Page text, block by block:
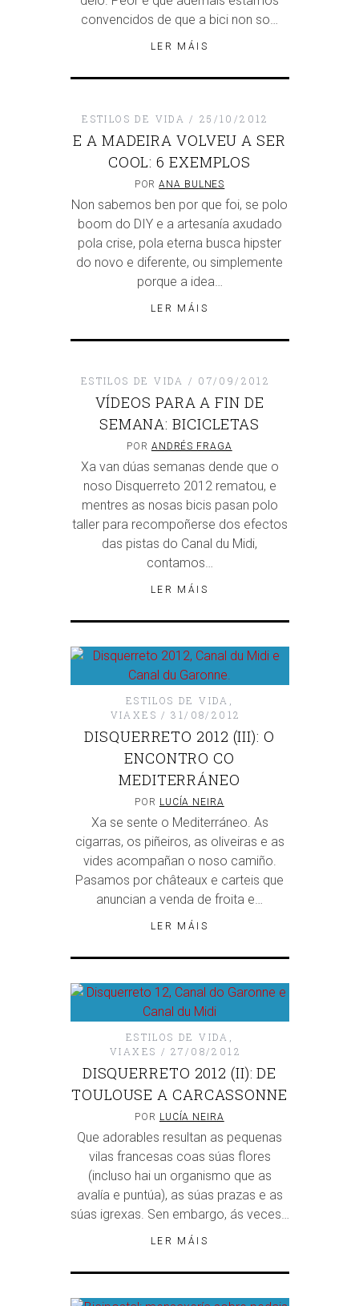
convencidos de que a bici non so…
LER MÁIS
ESTILOS DE VIDA 25/10/2012
E A MADEIRA VOLVEU A SER
COOL: 6 EXEMPLOS
PORANA BULNES
Non sabemos ben por que foi, se polo
boom do DIY e a artesanía axudado
pola crise, pola eterna busca hipster
do novo e diferente, ou simplemente
porque a idea…
LER MÁIS
ESTILOS DE VIDA 07/09/2012
VÍDEOS PARA A FIN DE
SEMANA: BICICLETAS
POR ANDRÉS FRAGA
Xa van dúas semanas dende que o
noso Disquerreto 2012 rematou, e
mentres as nosas bicis pasan polo
taller para recompoñerse dos efectos
das pistas do Canal du Midi,
contamos…
LER MÁIS
ESTILOS DE VIDA ,
VIAXES
31/08/2012
DISQUERRETO 2012 (III): O
ENCONTRO CO
MEDITERRÁNEO
POR LUCÍA NEIRA
Xa se sente o Mediterráneo. As
cigarras, os piñeiros, as oliveiras e as
vides acompañan o noso camiño.
Pasamos por châteaux e carteis que
anuncian a venda de froita e…
LER MÁIS
ESTILOS DE VIDA ,
VIAXES
27/08/2012
DISQUERRETO 2012 (II): DE
TOULOUSE A CARCASSONNE
POR LUCÍA NEIRA
Que adorables resultan as pequenas
vilas francesas coas súas flores
(incluso hai un organismo que as
avalía e puntúa), as súas prazas e as
súas igrexas. Sen embargo, ás veces…
LER MÁIS